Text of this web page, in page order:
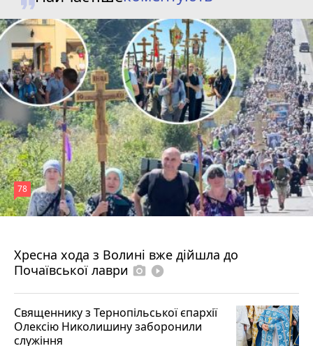
Хресна хода з Волині вже дійшла до
Почаївської лаври photo_camera play_circle_filled
78
Священнику з Тернопільської єпархії
Олексію Николишину заборонили
служіння